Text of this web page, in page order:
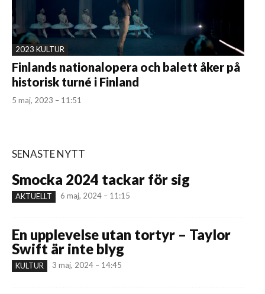
2023 KULTUR
Finlands nationalopera och balett åker på
historisk turné i Finland
5 maj, 2023 – 11:51
SENASTE NYTT
Smocka 2024 tackar för sig
AKTUELLT 6 maj, 2024 – 11:15
En upplevelse utan tortyr – Taylor
Swift är inte blyg
KULTUR 3 maj, 2024 – 14:45